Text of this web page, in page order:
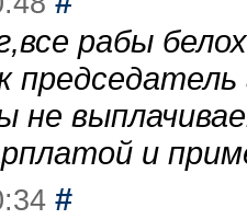
рабы
не
и
#